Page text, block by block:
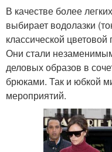
В качестве более
выбирает водолазки
классической
Они стали
деловых образов в
брюками. Так и юбкой
мероприятий.